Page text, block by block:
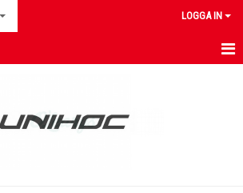
LOGGA IN